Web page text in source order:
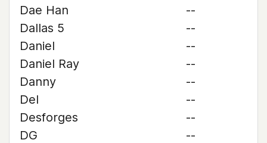
Dae Han
--
Dallas 5
--
Daniel
--
Daniel Ray
--
Danny
--
Del
--
Desforges
--
DG
--